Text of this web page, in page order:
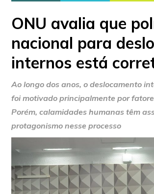
ONU avalia que
nacional para
internos está
Ao longo dos anos, o deslocamento
foi motivado principalmente por
Porém, calamidades humanas têm
protagonismo nesse processo